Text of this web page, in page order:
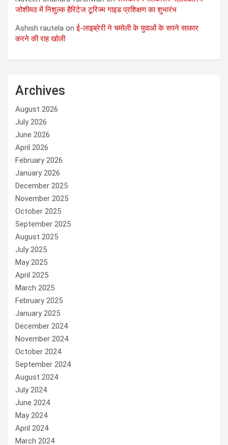
जोशीमठ में निशुल्क हैरिटेज टूरिज्म गाइड प्रशिक्षण का शुभारंभ
Ashish rautela onई-लाइब्रेरी ने चमोली के युवाओं के सपने साकार
करने की राह खोली
Archives
August 2026
July 2026
June 2026
April 2026
February 2026
January 2026
December 2025
November 2025
October 2025
September 2025
August 2025
July 2025
May 2025
April 2025
March 2025
February 2025
January 2025
December 2024
November 2024
October 2024
September 2024
August 2024
July 2024
June 2024
May 2024
April 2024
March 2024